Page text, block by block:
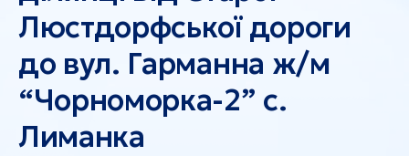
Люстдорфської дороги
до вул. Гарманна ж/м
“Чорноморка-2” с.
Лиманка